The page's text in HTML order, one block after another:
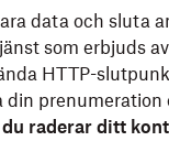
data och sluta
som erbjuds
HTTP-
din
raderar ditt